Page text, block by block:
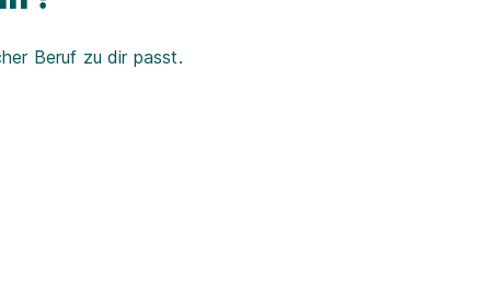
Beruf zu dir passt.